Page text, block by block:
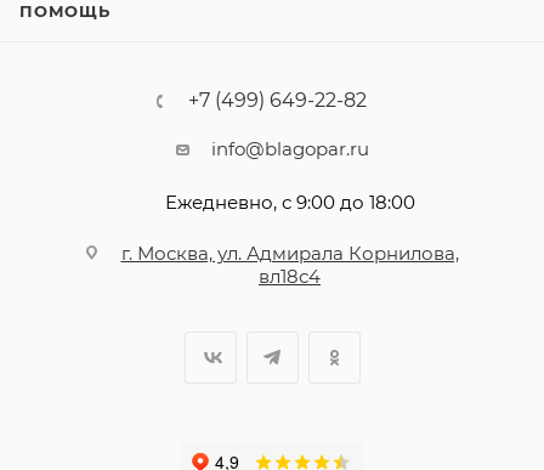
ПОМОЩЬ
+7 (499) 649-22-82
info@blagopar.ru
Ежедневно, с 9:00 до 18:00
г. Москва, ул. Адмирала Корнилова,
вл18с4